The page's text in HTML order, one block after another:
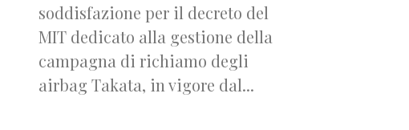
soddisfazione per il decreto del
MIT dedicato alla gestione della
campagna di richiamo degli
airbag Takata, in vigore dal...